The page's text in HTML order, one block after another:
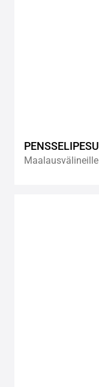
PENSSELIPESU
Maalausvälineille